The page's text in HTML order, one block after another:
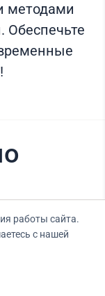
методами
Обеспечьте
нам
выгодные
работы сайта.
с нашей